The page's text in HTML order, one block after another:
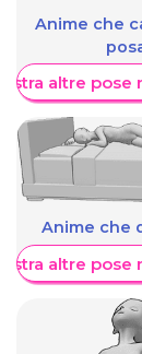
Anime che
altre pose
Anime che
altre pose